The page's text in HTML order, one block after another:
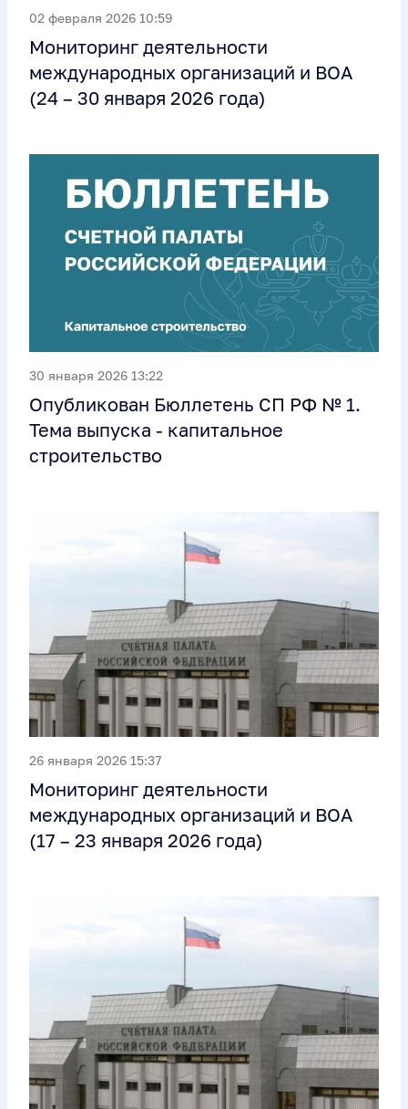
02 февраля 2026 10:59
Мониторинг деятельности
международных организаций и ВОА
(24 – 30 января 2026 года)
30 января 2026 13:22
Опубликован Бюллетень СП РФ № 1.
Тема выпуска - капитальное
строительство
26 января 2026 15:37
Мониторинг деятельности
международных организаций и ВОА
(17 – 23 января 2026 года)